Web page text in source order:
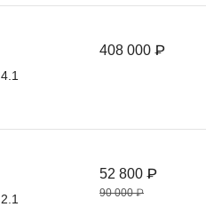
4.1
408 000 ₽
2.1
52 800 ₽
90 000 ₽